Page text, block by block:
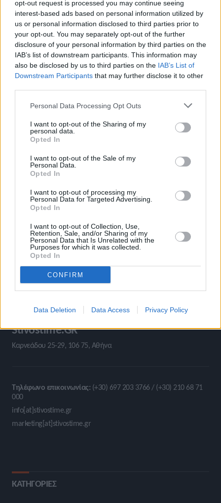
opt-out request is processed you may continue seeing
interest-based ads based on personal information utilized by
us or personal information disclosed to third parties prior to
your opt-out. You may separately opt-out of the further
disclosure of your personal information by third parties on the
IAB’s list of downstream participants. This information may
also be disclosed by us to third parties on the IAB’s List of
Downstream Participants that may further disclose it to other
Personal Data Processing Opt Outs
I want to opt-out of the Sharing of my
personal data.
Opted In
I want to opt-out of the Sale of my
Personal Data.
Opted In
I want to opt-out of processing my
Personal Data for Targeted Advertising.
Opted In
I want to opt-out of Collection, Use,
Retention, Sale, and/or Sharing of my
Personal Data that Is Unrelated with the
Purposes for which it was collected.
Opted In
CONFIRM
Data Deletion Data Access Privacy Policy
Εντυπωσιακός ο Γκραντ Χόλογουεϊ, 43.8 στα… 400μ.!
Τα split στα 4x400μ. ήταν Γκάρντινερ 44.2, Χολ 44.6, Νάιτον
45.1 και Χόλογουεϊ 43.8.
19/04/2022 • 12:59
Stivostime.GR
Καρνεάδου 25-29, 106 75, Αθήνα
Τηλέφωνο επικοινωνίας: (+30) 697 203 3766 / (+30) 210 68 71
000
info[at]stivostime.gr
marketing[at]stivostime.gr
ΚΑΤΗΓΟΡΙΕΣ